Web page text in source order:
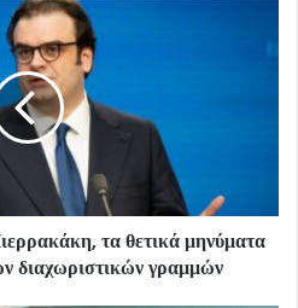
τα θετικά μηνύματα
διαχωριστικών γραμμών